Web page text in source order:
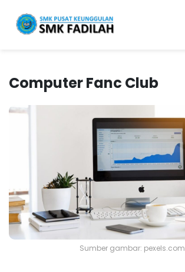
Computer Fanc Club
Sumber gambar: pexels.com